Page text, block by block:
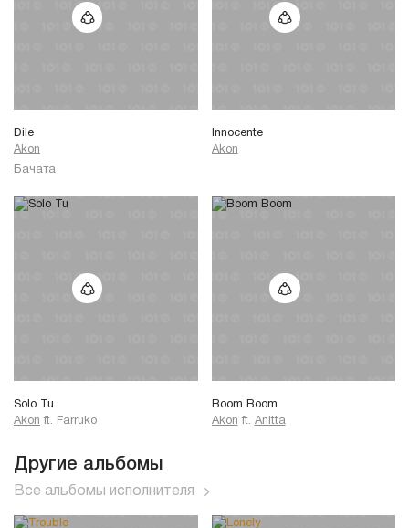
Dile
Akon
Бачата
Innocente
Akon
Solo Tu
Akon ft. Farruko
Boom Boom
Akon ft. Anitta
Другие альбомы
Все альбомы исполнителя